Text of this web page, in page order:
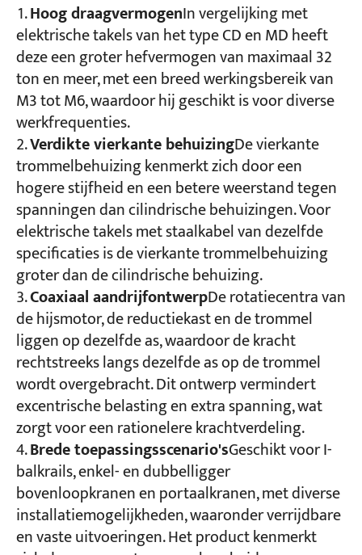
Hoog draagvermogenIn vergelijking met
elektrische takels van het type CD en MD heeft
deze een groter hefvermogen van maximaal 32
ton en meer, met een breed werkingsbereik van
M3 tot M6, waardoor hij geschikt is voor diverse
werkfrequenties.
Verdikte vierkante behuizingDe vierkante
trommelbehuizing kenmerkt zich door een
hogere stijfheid en een betere weerstand tegen
spanningen dan cilindrische behuizingen. Voor
elektrische takels met staalkabel van dezelfde
specificaties is de vierkante trommelbehuizing
groter dan de cilindrische behuizing.
Coaxiaal aandrijfontwerpDe rotatiecentra van
de hijsmotor, de reductiekast en de trommel
liggen op dezelfde as, waardoor de kracht
rechtstreeks langs dezelfde as op de trommel
wordt overgebracht. Dit ontwerp vermindert
excentrische belasting en extra spanning, wat
zorgt voor een rationelere krachtverdeling.
Brede toepassingsscenario'sGeschikt voor I-
balkrails, enkel- en dubbelligger
bovenloopkranen en portaalkranen, met diverse
installatiemogelijkheden, waaronder verrijdbare
en vaste uitvoeringen. Het product kenmerkt